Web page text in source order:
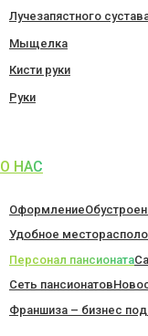
Лучезапястного
Мыщелка
Кисти руки
Руки
О НАС
Оформление
Удобное
Персонал пансионата
Сеть пансионатов
Франшиза – бизнес